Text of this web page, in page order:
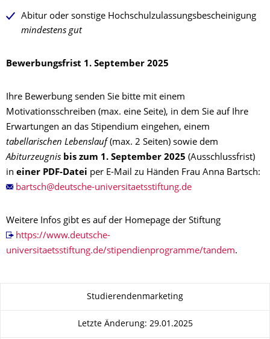
Abitur oder sonstige Hochschulzulassungsbescheinigung
mindestens gut
Bewerbungsfrist 1. September 2025
Ihre Bewerbung senden Sie bitte mit einem
Motivationsschreiben (max. eine Seite), in dem Sie auf Ihre
Erwartungen an das Stipendium eingehen, einem
tabellarischen Lebenslauf(max. 2 Seiten) sowie dem
Abiturzeugnis bis zum 1. September 2025 (Ausschlussfrist)
in einer PDF-Datei per E-Mail zu Händen Frau Anna Bartsch:
Weitere Infos gibt es auf der Homepage der Stiftung
https://www.deutsche-
universitaetsstiftung.de/stipendienprogramme/tandem.
Zu dieser SeiteStudierendenmarketing
Letzte Änderung: 29.01.2025